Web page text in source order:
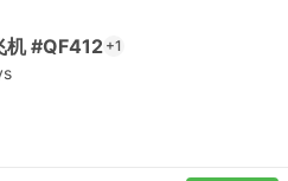
机 #QF412+1